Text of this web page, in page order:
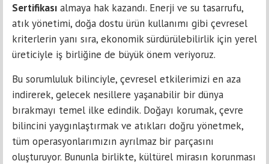
Sertifikası almaya hak kazandı. Enerji ve su tasarrufu,
atık yönetimi, doğa dostu ürün kullanımı gibi çevresel
kriterlerin yanı sıra, ekonomik sürdürülebilirlik için yerel
üreticiyle iş birliğine de büyük önem veriyoruz.
Bu sorumluluk bilinciyle, çevresel etkilerimizi en aza
indirerek, gelecek nesillere yaşanabilir bir dünya
bırakmayı temel ilke edindik. Doğayı korumak, çevre
bilincini yaygınlaştırmak ve atıkları doğru yönetmek,
tüm operasyonlarımızın ayrılmaz bir parçasını
oluşturuyor. Bununla birlikte, kültürel mirasın korunması